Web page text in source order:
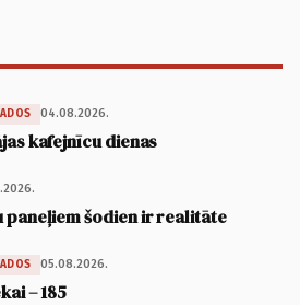
04.08.2026.
kafejnīcu dienas
paneļiem šodien ir realitāte
05.08.2026.
– 185